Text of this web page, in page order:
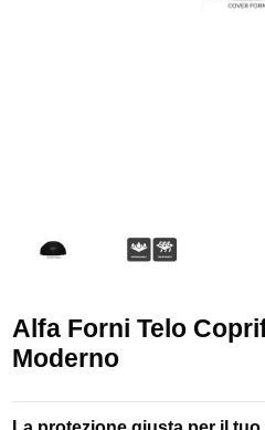
Alfa Forni Telo
Moderno